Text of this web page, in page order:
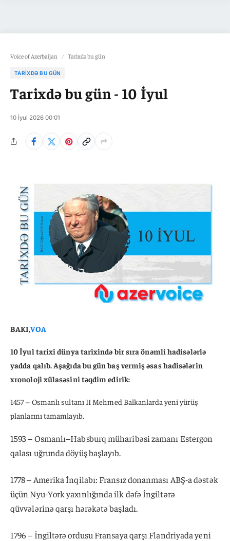
Voice of Azerbaijan / Tarixdə bu gün
TARIXDƏ BU GÜN
Tarixdə bu gün - 10 İyul
10 İyul 2026 00:01
BAKI,VOA
10İyul tarixi dünya tarixində bir sıra önəmli hadisələrlə
yadda qalıb. Aşağıda bu gün baş vermiş əsas hadisələrin
xronoloji xülasəsini təqdim edirik:
1457 – Osmanlı sultanı II Mehmed Balkanlarda yeni yürüş
planlarını tamamlayıb.
1593 – Osmanlı–Habsburq müharibəsi zamanı Estergon
qalası uğrunda döyüş başlayıb.
1778 – Amerika İnqilabı: Fransız donanması ABŞ-a dəstək
üçün Nyu-York yaxınlığında ilk dəfə İngiltərə
qüvvələrinə qarşı hərəkətə başladı.
1796 – İngiltərə ordusu Fransaya qarşı Flandriyada yeni